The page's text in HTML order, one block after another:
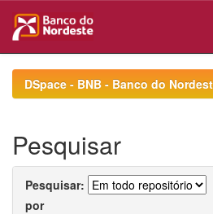
navigationDSpace - BNB - Banco do
Pesquisar
Pesquisar:
por